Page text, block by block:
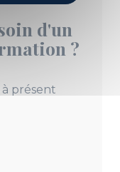
d'un
?
présent